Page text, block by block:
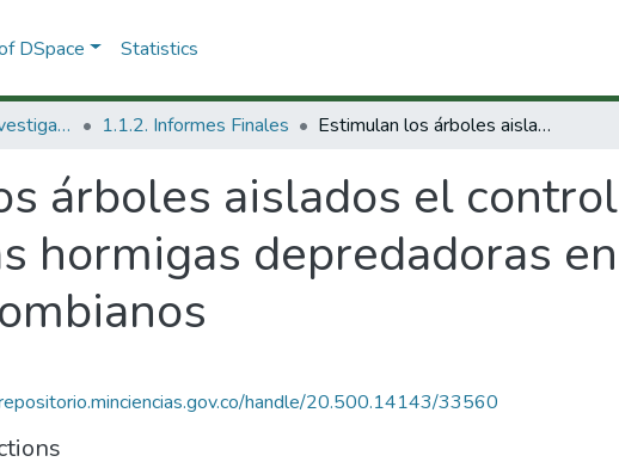
DSpace Statistics
1.1 Productos de investigación 1.1.2. Informes Finales Estimulan los árboles aislados el control biológico? El papel de las hormigas depredadoras en cafetales y potreros Colombianos
árboles aislados el control
hormigas depredadoras en
handle/20.500.14143/33560